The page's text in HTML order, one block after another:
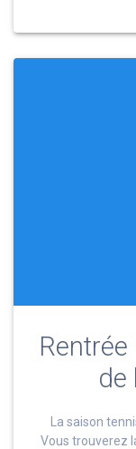
de
La saison
Vous trouverez